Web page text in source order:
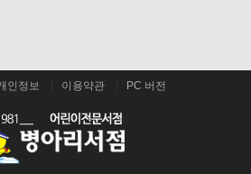
인정보 이용약관 PC 버전